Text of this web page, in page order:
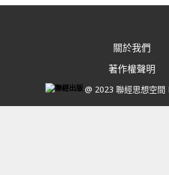
關於我們
著作權聲明
@ 2023 聯經思想空間